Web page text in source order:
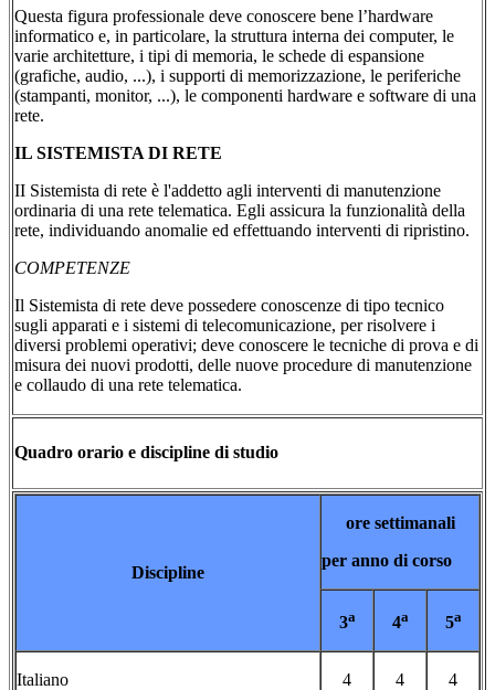
Questa figura professionale deve conoscere bene l’hardware
informatico e, in particolare, la struttura interna dei computer, le
varie architetture, i tipi di memoria, le schede di espansione
(grafiche, audio, ...), i supporti di memorizzazione, le periferiche
(stampanti, monitor, ...), le componenti hardware e software di una
rete.
IL SISTEMISTA DI RETE
II Sistemista di rete è l'addetto agli interventi di manutenzione
ordinaria di una rete telematica. Egli assicura la funzionalità della
rete, individuando anomalie ed effettuando interventi di ripristino.
COMPETENZE
Il Sistemista di rete deve possedere conoscenze di tipo tecnico
sugli apparati e i sistemi di telecomunicazione, per risolvere i
diversi problemi operativi; deve conoscere le tecniche di prova e di
misura dei nuovi prodotti, delle nuove procedure di manutenzione
e collaudo di una rete telematica.
Quadro orario e discipline di studio
Discipline
ore settimanali
per anno di corso
3a 4a 5a
Italiano 4 4 4